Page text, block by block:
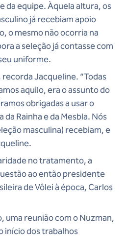
da equipe. Àquela altura, os
já recebiam apoio
o mesmo não ocorria na
a seleção já contasse com
uniforme.
recorda Jacqueline. “Todas
aquilo, era o assunto do
obrigadas a usar o
Rainha e da Mesbla. Nós
masculina) recebiam, e
no tratamento, a
ao então presidente
de Vôlei à época, Carlos
uma reunião com o Nuzman,
início dos trabalhos